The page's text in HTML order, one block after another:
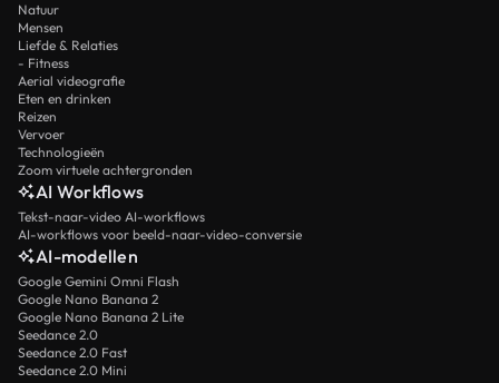
Natuur
Mensen
Liefde & Relaties
- Fitness
Aerial videografie
Eten en drinken
Reizen
Vervoer
Technologieën
Zoom virtuele achtergronden
AI Workflows
Tekst-naar-video AI-workflows
AI-workflows voor beeld-naar-video-conversie
AI-modellen
Google Gemini Omni Flash
Google Nano Banana 2
Google Nano Banana 2 Lite
Seedance 2.0
Seedance 2.0 Fast
Seedance 2.0 Mini